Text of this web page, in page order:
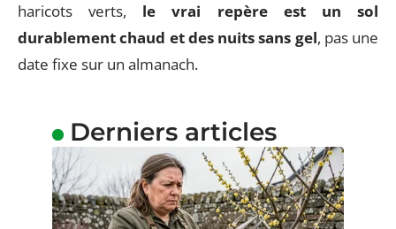
haricots verts, le vrai repère est un sol
durablement chaud et des nuits sans gel, pas une
date fixe sur un almanach.
Derniers articles